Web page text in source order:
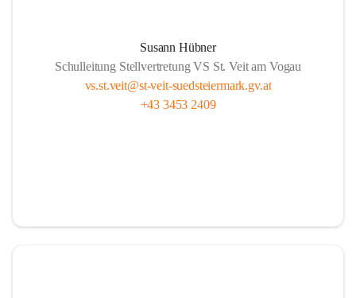
Susann Hübner
Schulleitung Stellvertretung VS St. Veit am Vogau
vs.st.veit@st-veit-suedsteiermark.gv.at
+43 3453 2409